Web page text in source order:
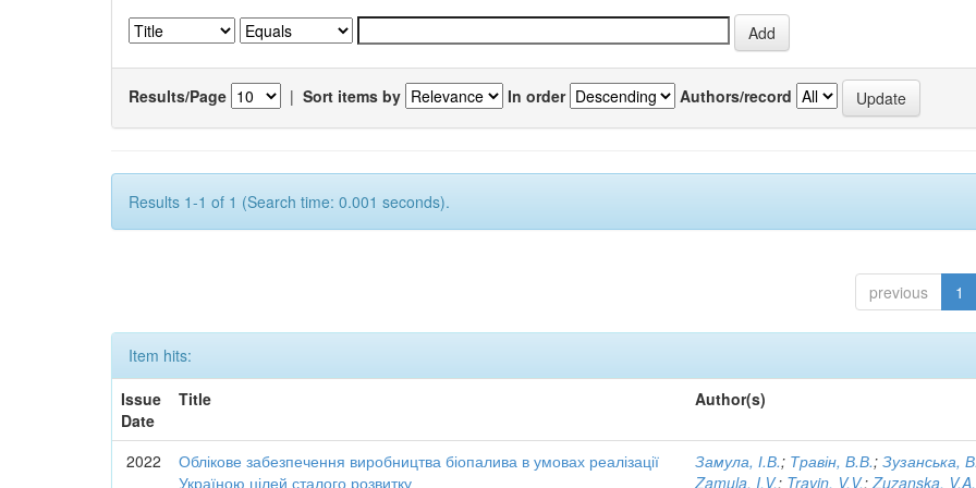
Results/Page | Sort items by In order Authors/record
Results 1-1 of 1 (Search time: 0.001 seconds).
previous 1
Item hits:
Issue
Date
Title Author(s)
2022
Облікове забезпечення виробництва біопалива в умовах реалізації
Україною цілей сталого розвитку
Замула, І.В.; Травін, В.В.;Зузанська,
Zamula, I.V.; Travin, V.V.;Zuzanska, V.A.